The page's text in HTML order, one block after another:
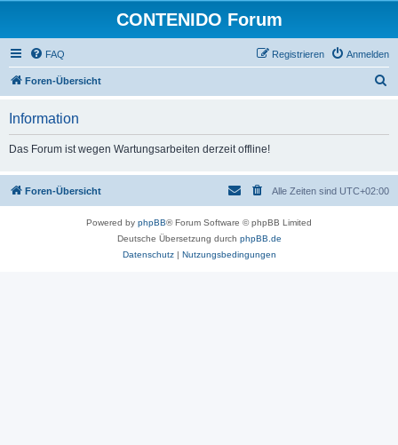
CONTENIDO Forum
FAQ Anmelden
Registrieren
Foren-Übersicht
Information
Das Forum ist wegen Wartungsarbeiten derzeit offline!
Foren-Übersicht Alle Zeiten sind UTC+02:00
Powered by phpBB® Forum Software © phpBB Limited
Deutsche Übersetzung durch phpBB.de
Datenschutz| Nutzungsbedingungen